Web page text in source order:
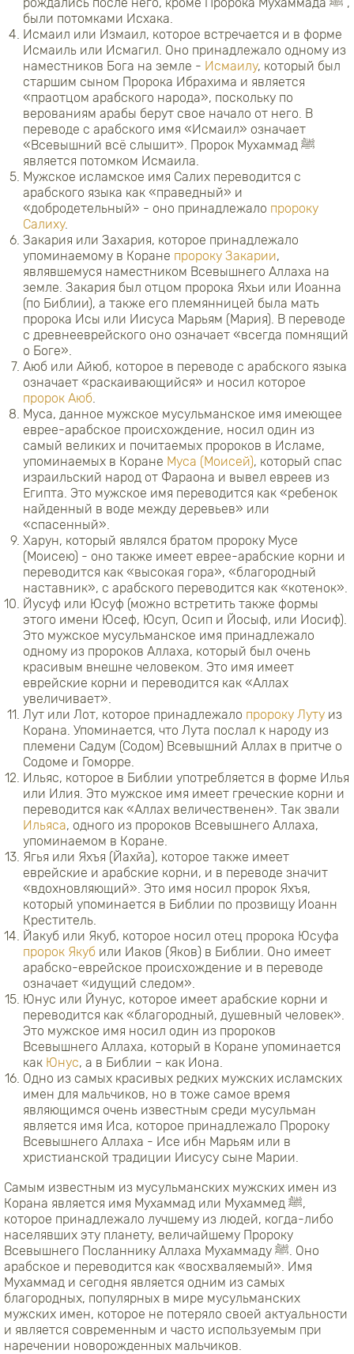
были потомками Исхака.
Исмаил или Измаил, которое встречается и в форме
Исмаиль или Исмагил. Оно принадлежало одному из
наместников Бога на земле - Исмаилу, который был
старшим сыном Пророка Ибрахима и является
«праотцом арабского народа», поскольку по
верованиям арабы берут свое начало от него. В
переводе с арабского имя «Исмаил» означает
«Всевышний всё слышит». Пророк Мухаммад ﷺ
является потомком Исмаила.
Мужское исламское имя Салих переводится с
арабского языка как «праведный» и
«добродетельный» - оно принадлежало пророку
Салиху.
Закария или Захария, которое принадлежало
упоминаемому в Коране пророку Закарии,
являвшемуся наместником Всевышнего Аллаха на
земле. Закария был отцом пророка Яхьи или Иоанна
(по Библии), а также его племянницей была мать
пророка Исы или Иисуса Марьям (Мария). В переводе
с древнееврейского оно означает «всегда помнящий
о Боге».
Аюб или Айюб, которое в переводе с арабского языка
означает «раскаивающийся» и носил которое
пророк Аюб.
Муса, данное мужское мусульманское имя имеющее
еврее-арабское происхождение, носил один из
самый великих и почитаемых пророков в Исламе,
упоминаемых в Коране Муса (Моисей), который спас
израильский народ от Фараона и вывел евреев из
Египта. Это мужское имя переводится как «ребенок
найденный в воде между деревьев» или
«спасенный».
Харун, который являлся братом пророку Мусе
(Моисею) - оно также имеет еврее-арабские корни и
переводится как «высокая гора», «благородный
наставник», с арабского переводится как «котенок».
Йусуф или Юсуф (можно встретить также формы
этого имени Юсеф, Юсуп, Осип и Йосыф, или Иосиф).
Это мужское мусульманское имя принадлежало
одному из пророков Аллаха, который был очень
красивым внешне человеком. Это имя имеет
еврейские корни и переводится как «Аллах
увеличивает».
Лут или Лот, которое принадлежало пророку Луту из
Корана. Упоминается, что Лута послал к народу из
племени Садум (Содом) Всевышний Аллах в притче о
Содоме и Гоморре.
Ильяс, которое в Библии употребляется в форме Илья
или Илия. Это мужское имя имеет греческие корни и
переводится как «Аллах величественен». Так звали
Ильяса, одного из пророков Всевышнего Аллаха,
упоминаемом в Коране.
Ягья или Яхъя (Йахйа), которое также имеет
еврейские и арабские корни, и в переводе значит
«вдохновляющий». Это имя носил пророк Яхъя,
который упоминается в Библии по прозвищу Иоанн
Креститель.
Йакуб или Якуб, которое носил отец пророка Юсуфа
пророк Якуб или Иаков (Яков) в Библии. Оно имеет
арабско-еврейское происхождение и в переводе
означает «идущий следом».
Юнус или Йунус, которое имеет арабские корни и
переводится как «благородный, душевный человек».
Это мужское имя носил один из пророков
Всевышнего Аллаха, который в Коране упоминается
как Юнус, а в Библии – как Иона.
Одно из самых красивых редких мужских исламских
имен для мальчиков, но в тоже самое время
являющимся очень известным среди мусульман
является имя Иса, которое принадлежало Пророку
Всевышнего Аллаха - Исе ибн Марьям или в
христианской традиции Иисусу сыне Марии.
Самым известным из мусульманских мужских имен из
Корана является имя Мухаммад или Мухаммед ﷺ,
которое принадлежало лучшему из людей, когда-либо
населявших эту планету, величайшему Пророку
Всевышнего Посланнику Аллаха Мухаммаду ﷺ. Оно
арабское и переводится как «восхваляемый». Имя
Мухаммад и сегодня является одним из самых
благородных, популярных в мире мусульманских
мужских имен, которое не потеряло своей актуальности
и является современным и часто используемым при
наречении новорожденных мальчиков.